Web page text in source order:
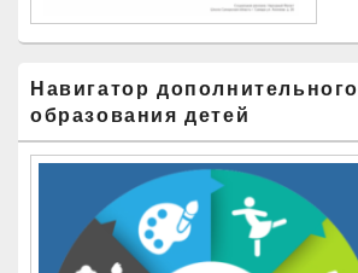
Навигатор дополнительного
образования детей